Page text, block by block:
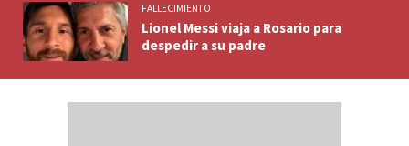
FALLECIMIENTO
Lionel Messi viaja a Rosario para
despedir a su padre